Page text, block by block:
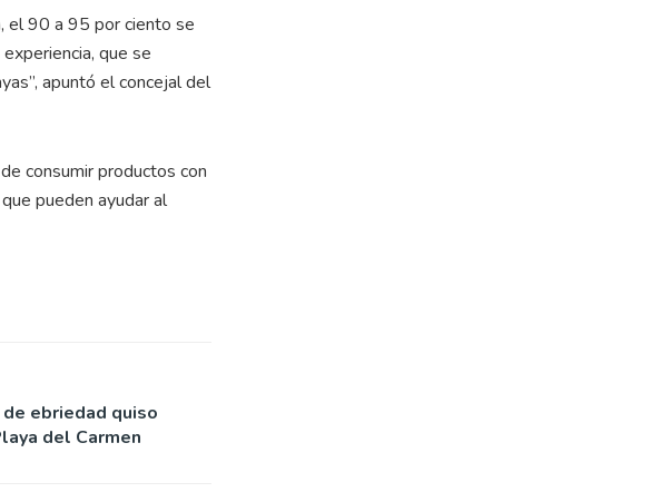
el 90 a 95 por ciento se
que se
apuntó el concejal del
consumir productos con
pueden ayudar al
ebriedad quiso
del Carmen